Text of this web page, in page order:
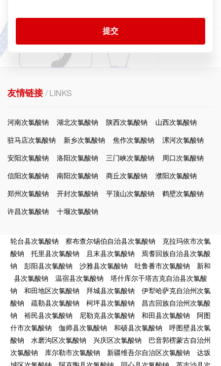
提交
友情链接/ LINKS
河南次氯酸钠 湖北次氯酸钠 陕西次氯酸钠
山西次氯酸钠
驻马店次氯酸钠
新乡次氯酸钠 焦作次氯酸钠
漯河次氯酸钠
安阳次氯酸钠
洛阳次氯酸钠 三门峡次氯酸钠
周口次氯酸钠
信阳次氯酸钠
南阳次氯酸钠 商丘次氯酸钠
濮阳次氯酸钠
郑州次氯酸钠
开封次氯酸钠 平顶山次氯酸钠
鹤壁次氯酸钠
许昌次氯酸钠
十堰次氯酸钠
轮台县次氯酸钠 察布查尔锡伯自治县次氯酸钠
克拉玛依市次氯
酸钠
托里县次氯酸钠 且末县次氯酸钠
焉耆回族自治县次氯酸
钠
彭阳县次氯酸钠 沙雅县次氯酸钠 吐鲁番市次氯酸钠
新和
县次氯酸钠
温宿县次氯酸钠
塔什库尔干塔吉克自治县次氯酸
钠
和田地区次氯酸钠 拜城县次氯酸钠
伊犁哈萨克自治州次氯
酸钠
疏勒县次氯酸钠 柯坪县次氯酸钠
昌吉回族自治州次氯酸
钠
裕民县次氯酸钠 尼勒克县次氯酸钠 和田县次氯酸钠
阿图
什市次氯酸钠
伽师县次氯酸钠 和硕县次氯酸钠
呼图壁县次氯
酸钠
水磨沟区次氯酸钠 兴庆区次氯酸钠
巴音郭楞蒙古自治州
次氯酸钠
库尔勒市次氯酸钠 新疆维吾尔自治区次氯酸钠
达坂